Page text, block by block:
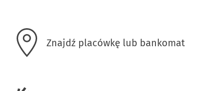
Znajdź placówkę lub bankomat